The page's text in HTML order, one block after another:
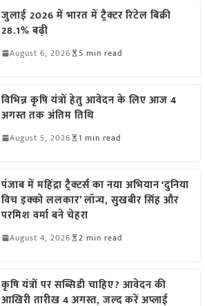
जुलाई 2026 में भारत में ट्रैक्टर रिटेल बिक्री
28.1% बढ़ी
August 6, 2026 5 min read
विभिन्न कृषि यंत्रों हेतु आवेदन के लिए आज 4
अगस्त तक अंतिम तिथि
August 5, 2026 1 min read
पंजाब में महिंद्रा ट्रैक्टर्स का नया अभियान ‘दुनिया
विच इक्को ललकार’ लॉन्च, सुखबीर सिंह और
परमिश वर्मा बने चेहरा
August 4, 2026 2 min read
कृषि यंत्रों पर सब्सिडी चाहिए? आवेदन की
आखिरी तारीख 4 अगस्त, जल्द करें अप्लाई